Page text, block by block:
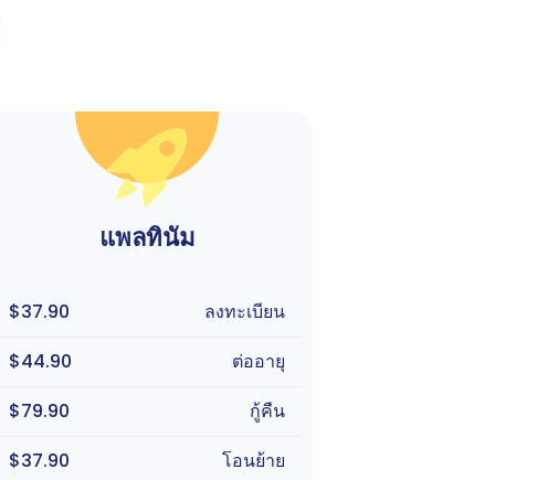
แพลทินัม
$37.90
ลงทะเบียน
$44.90
ต่ออายุ
$79.90
กู้คืน
$37.90
โอนย้าย